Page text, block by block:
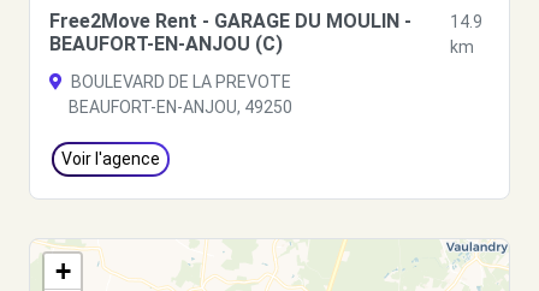
Free2Move Rent - GARAGE DU MOULIN -
BEAUFORT-EN-ANJOU (C)
14.9
km
BOULEVARD DE LA PREVOTE
BEAUFORT-EN-ANJOU, 49250
Voir l'agence
+